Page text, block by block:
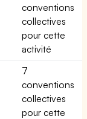
conventions
collectives
pour cette
activité
7
conventions
collectives
pour cette